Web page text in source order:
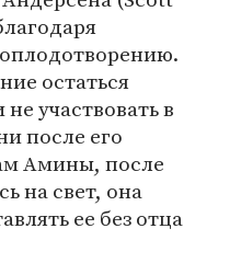
остаться
участвовать в
после его
Амины, после
на свет, она
ее без отца